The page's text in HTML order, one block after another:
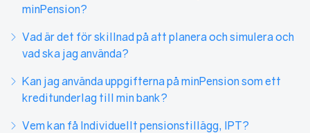
minPension?
Vad är det för skillnad på att planera och simulera och
vad ska jag använda?
Kan jag använda uppgifterna på minPension som ett
kreditunderlag till min bank?
Vem kan få Individuellt pensionstillägg, IPT?